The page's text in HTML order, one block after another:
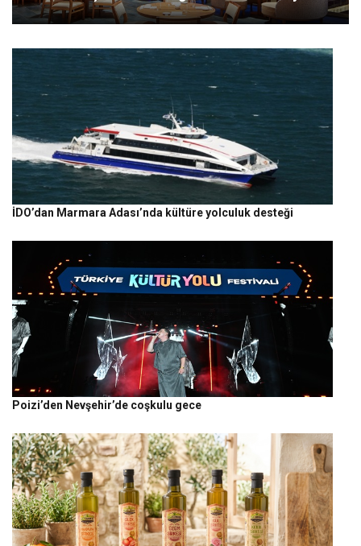
İDO’dan Marmara Adası’nda kültüre yolculuk desteği
Poizi’den Nevşehir’de coşkulu gece